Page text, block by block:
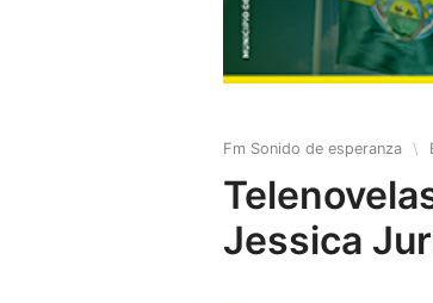
Fm Sonido de esperanza \
Jessica